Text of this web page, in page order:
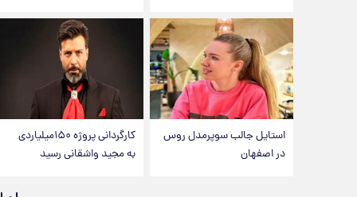
استایل جالب سوپرمدل روس
در اصفهان
کارگردانی پروژه ۱۵۰میلیاردی
به مجید واشقانی رسید